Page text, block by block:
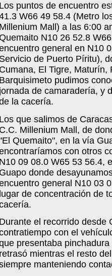
Los puntos de encuentro
W66 49 58.4 (Metro
Millenium Mall) a las 6:00
N10 26 52.8
general en N10
Servicio de Puerto Píritu),
Cumana, El Tigre, Maturín,
Barquisimeto pudimos
jornada de camaradería, y
la cacería.
Los que salimos de
C.C. Millenium Mall, de
Quemaito", en la vía
con otros
N10 09 08.0 W65 53 56.4,
Guapo donde
general N10 03
lugar de concentración de
Durante el recorrido desde
con el
presentaba
retrasó mientras el resto
manteniendo